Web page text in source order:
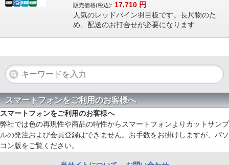
販売価格(税込): 17,710 円
人気のレッドパイン羽目板です。長尺物のた
め、配送のお打合せが必要になります
スマートフォンをご利用のお客様へ
スマートフォンをご利用のお客様へ
弊社では色の再現性や商品の特性からスマートフォンよりカットサンプ
ルの発注および会員登録はできません。お手数をお掛けしますが、パソ
コン版をご覧ください。